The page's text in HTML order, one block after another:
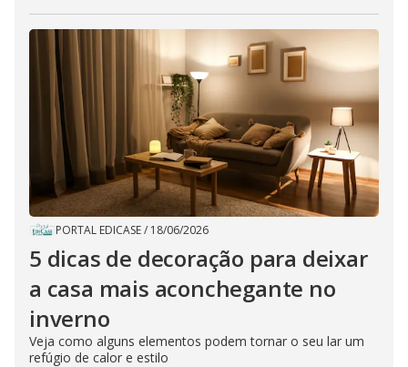
PORTAL EDICASE/ 18/06/2026
5 dicas de decoração para deixar
a casa mais aconchegante no
inverno
Veja como alguns elementos podem tornar o seu lar um
refúgio de calor e estilo